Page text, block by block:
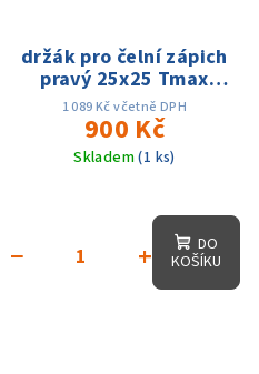
držák pro čelní zápich
pravý 25x25 Tmax
25mm dmin 160 -
dmax 400mm, na
MGMN400
1 089 Kč včetně DPH
900 Kč
Skladem(1 ks)
+
−
DO
KOŠÍKU